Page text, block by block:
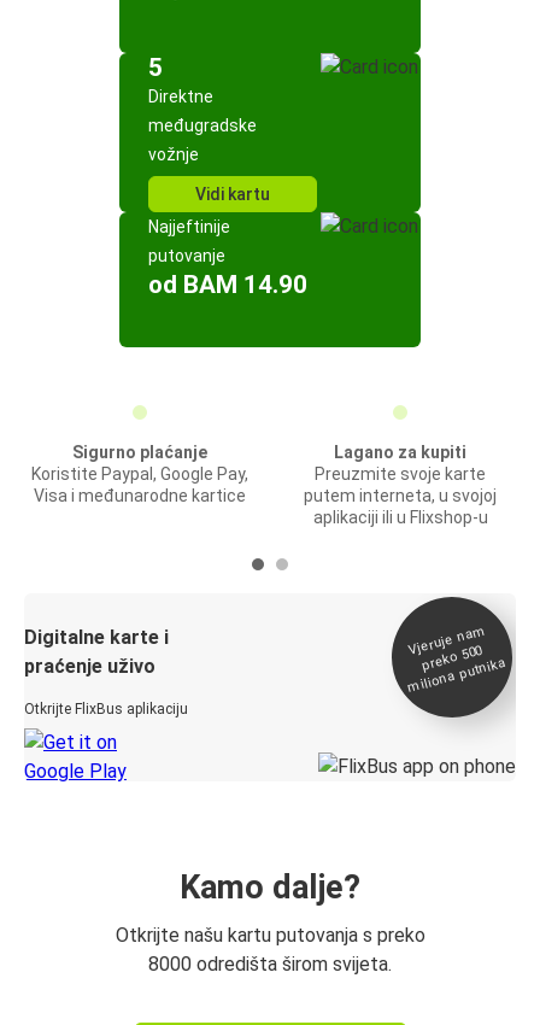
5
Direktne
međugradske
vožnje
Vidi kartu
Najjeftinije
putovanje
od BAM 14.90
Sigurno plaćanje
Koristite Paypal, Google Pay,
Visa i međunarodne kartice
Lagano za kupiti
Preuzmite svoje karte
putem interneta, u svojoj
aplikaciji ili u Flixshop-u
Digitalne karte i
praćenje uživo
Otkrijte FlixBus aplikaciju
Vjeruje na
m
preko 500
miliona putnika
Kamo dalje?
Otkrijte našu kartu putovanja s preko
8000 odredišta širom svijeta.